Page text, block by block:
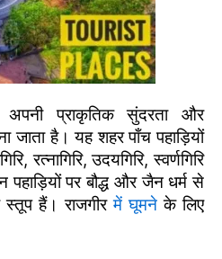
अपनी प्राकृतिक सुंदरता और
जाता है। यह शहर पाँच पहाड़ियों
रत्नागिरि, उदयगिरि, स्वर्णगिरि
पहाड़ियों पर बौद्ध और जैन धर्म से
हैं। राजगीरमें घूमने के लिए